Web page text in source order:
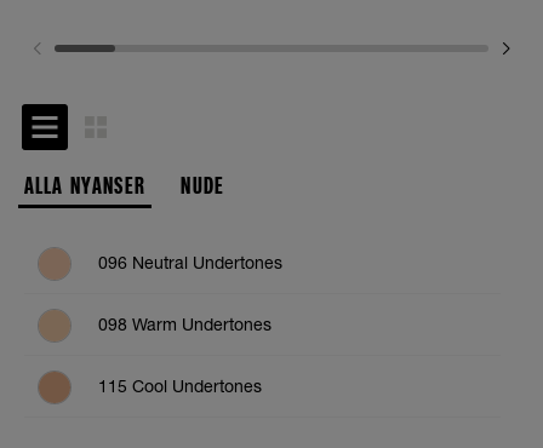
ALLA NYANSER NUDE
096 Neutral Undertones
098 Warm Undertones
115 Cool Undertones